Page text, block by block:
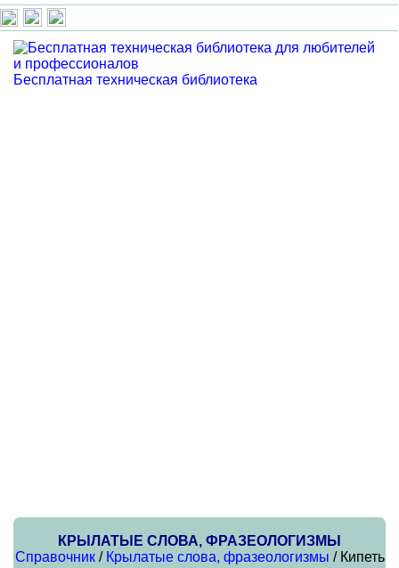
Бесплатная техническая библиотека
КРЫЛАТЫЕ СЛОВА, ФРАЗЕОЛОГИЗМЫ
Справочник/ Крылатые слова, фразеологизмы / Кипеть